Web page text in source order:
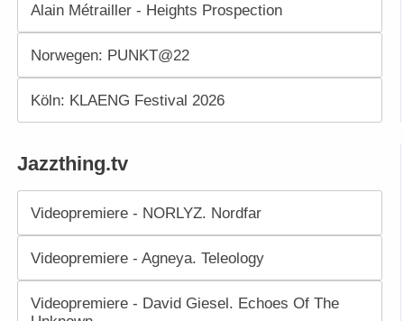
Alain Métrailler - Heights Prospection
Norwegen: PUNKT@22
Köln: KLAENG Festival 2026
Jazzthing.tv
Videopremiere - NORLYZ. Nordfar
Videopremiere - Agneya. Teleology
Videopremiere - David Giesel. Echoes Of The